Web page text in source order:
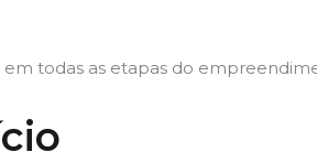
todas as etapas do